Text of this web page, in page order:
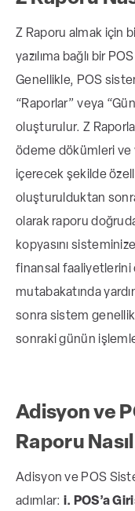
Z Raporu almak için
yazılıma bağlı bir
Genellikle, POS
“Raporlar” veya
oluşturulur. Z
ödeme dökümleri ve
içerecek şekilde
oluşturulduktan
olarak raporu
kopyasını
finansal faaliyetlerini
mutabakatında
sonra sistem
sonraki günün
Adisyon ve
Raporu Nasıl
Adisyon ve POS
adımlar: i. POS’a